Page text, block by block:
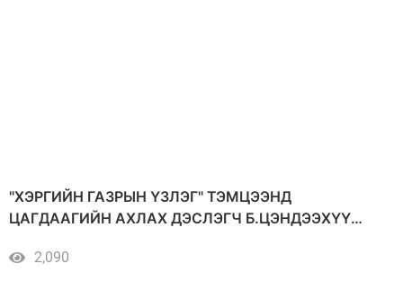
"ХЭРГИЙН ГАЗРЫН ҮЗЛЭГ" ТЭМЦЭЭНД
ЦАГДААГИЙН АХЛАХ ДЭСЛЭГЧ Б.ЦЭНДЭЭХҮҮ
2,090